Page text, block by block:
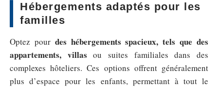
Hébergements adaptés pour les
familles
Optez pour des hébergements spacieux, tels que des
appartements, villas ou suites familiales dans des
complexes hôteliers. Ces options offrent généralement
plus d’espace pour les enfants, permettant à tout le